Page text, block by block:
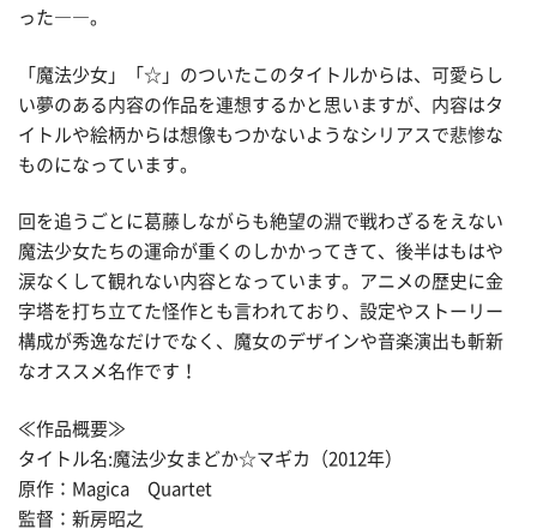
った――。
「魔法少女」「☆」のついたこのタイトルからは、可愛らし
い夢のある内容の作品を連想するかと思いますが、内容はタ
イトルや絵柄からは想像もつかないようなシリアスで悲惨な
ものになっています。
回を追うごとに葛藤しながらも絶望の淵で戦わざるをえない
魔法少女たちの運命が重くのしかかってきて、後半はもはや
涙なくして観れない内容となっています。アニメの歴史に金
字塔を打ち立てた怪作とも言われており、設定やストーリー
構成が秀逸なだけでなく、魔女のデザインや音楽演出も斬新
なオススメ名作です！
≪作品概要≫
タイトル名:魔法少女まどか☆マギカ（2012年）
原作：Magica Quartet
監督：新房昭之